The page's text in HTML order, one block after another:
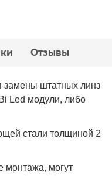
Отзывы
замены штатных линз
Led модули, либо
стали толщиной 2
монтажа, могут